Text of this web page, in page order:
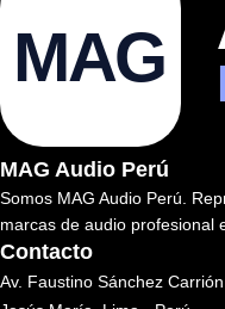
MAG
MAG Audio Perú
Somos MAG Audio Perú.
marcas de audio profesional
Contacto
Av. Faustino Sánchez